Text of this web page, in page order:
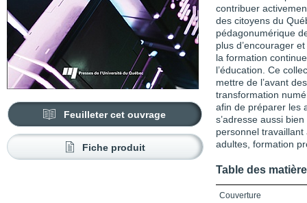
Feuilleter cet ouvrage
Fiche produit
contribuer
des citoyens du
pédagonumérique
plus d’encourager
la formation
l’éducation. Ce
mettre de l’avant
transformation
afin de préparer les
s’adresse aussi
personnel
adultes, formation
Table des
Couverture